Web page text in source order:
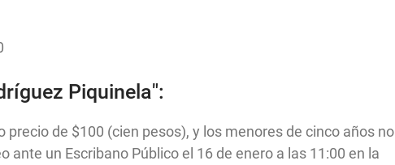
Piquinela":
de $100 (cien pesos), y los menores de cinco años no
ante un Escribano Público el 16 de enero a las 11:00 en la